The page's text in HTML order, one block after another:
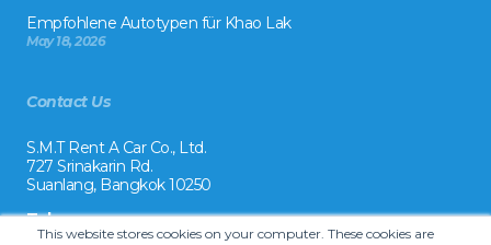
This website stores cookies on your computer. These cookies are
Empfohlene Autotypen für Khao Lak
May 18, 2026
Contact Us
S.M.T Rent A Car Co., Ltd.
727 Srinakarin Rd.
Suanlang, Bangkok 10250
Tel:
+66 2 8215992